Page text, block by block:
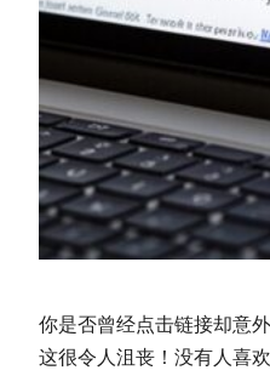
你是否曾经点击链接却意
这很令人沮丧！没有人喜